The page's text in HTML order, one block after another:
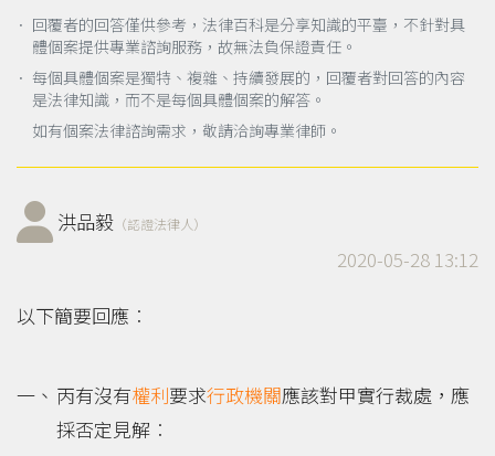
． 回覆者的回答僅供參考，法律百科是分享知識的平臺，不針對具
體個案提供專業諮詢服務，故無法負保證責任。
． 每個具體個案是獨特、複雜、持續發展的，回覆者對回答的內容
是法律知識，而不是每個具體個案的解答。
如有個案法律諮詢需求，敬請洽詢專業律師。
洪品毅 （認證法律人）
2020-05-28 13:12
以下簡要回應︰
丙有沒有權利要求行政機關應該對甲實行裁處，應
採否定見解︰